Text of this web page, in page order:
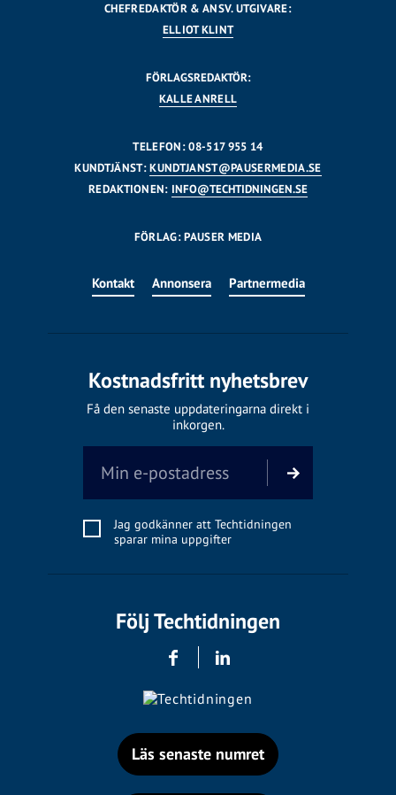
CHEFREDAKTÖR & ANSV. UTGIVARE:
ELLIOT KLINT
FÖRLAGSREDAKTÖR:
KALLE ANRELL
TELEFON: 08-517 955 14
KUNDTJÄNST:KUNDTJANST@PAUSERMEDIA.SE
REDAKTIONEN: INFO@TECHTIDNINGEN.SE
FÖRLAG: PAUSER MEDIA
Kontakt Annonsera Partnermedia
Kostnadsfritt nyhetsbrev
Få den senaste uppdateringarna direkt i
inkorgen.
Jag godkänner att Techtidningen
sparar mina uppgifter
Följ Techtidningen
Läs senaste numret